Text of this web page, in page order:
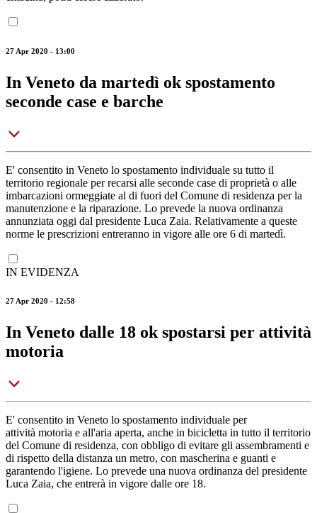
27 Apr 2020 - 13:00
In Veneto da martedì ok spostamento
seconde case e barche
E' consentito in Veneto lo spostamento individuale su tutto il
territorio regionale per recarsi alle seconde case di proprietà o alle
imbarcazioni ormeggiate al di fuori del Comune di residenza per la
manutenzione e la riparazione. Lo prevede la nuova ordinanza
annunziata oggi dal presidente Luca Zaia. Relativamente a queste
norme le prescrizioni entreranno in vigore alle ore 6 di martedì.
IN EVIDENZA
27 Apr 2020 - 12:58
In Veneto dalle 18 ok spostarsi per attività
motoria
E' consentito in Veneto lo spostamento individuale per
attività motoria e all'aria aperta, anche in bicicletta in tutto il territorio
del Comune di residenza, con obbligo di evitare gli assembramenti e
di rispetto della distanza un metro, con mascherina e guanti e
garantendo l'igiene. Lo prevede una nuova ordinanza del presidente
Luca Zaia, che entrerà in vigore dalle ore 18.